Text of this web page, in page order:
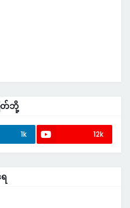
တ်ဘို့
1k 12k